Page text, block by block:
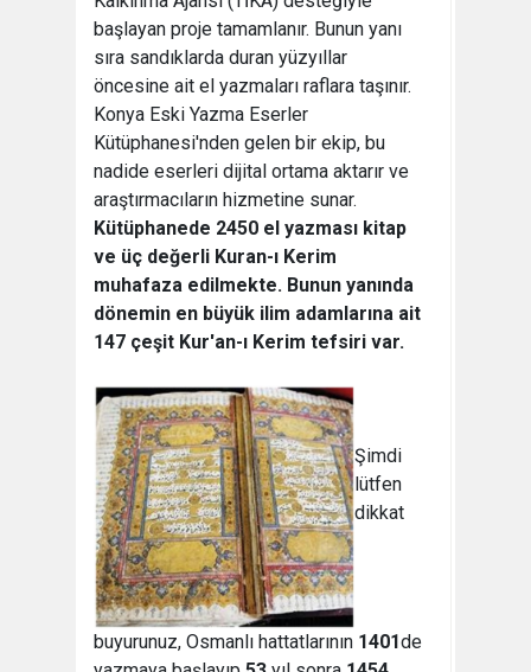
başlayan proje tamamlanır. Bunun yanı
sıra sandıklarda duran yüzyıllar
öncesine ait el yazmaları raflara taşınır.
Konya Eski Yazma Eserler
Kütüphanesi'nden gelen bir ekip, bu
nadide eserleri dijital ortama aktarır ve
araştırmacıların hizmetine sunar.
Kütüphanede 2450 el yazması kitap
ve üç değerli Kuran-ı Kerim
muhafaza edilmekte. Bunun yanında
dönemin en büyük ilim adamlarına ait
147 çeşit Kur'an-ı Kerim tefsiri var.
Şimdi
lütfen
dikkat
buyurunuz, Osmanlı hattatlarının 1401de